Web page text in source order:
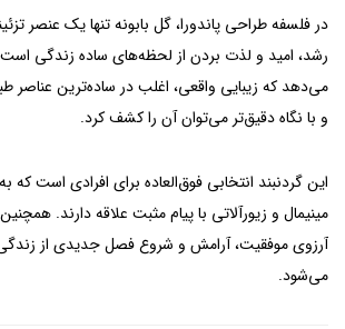
در فلسفه طراحی پاندورا، گل بابونه تنها یک عنصر
رشد، امید و لذت بردن از لحظه‌های ساده زندگی
می‌دهد که زیبایی واقعی، اغلب در ساده‌ترین عناصر
و با نگاه دقیق‌تر می‌توان آن را کشف کرد.
این گردنبند انتخابی فوق‌العاده برای افرادی است
مینیمال و زیورآلاتی با پیام مثبت علاقه دارند.
آرزوی موفقیت، آرامش و شروع فصل جدیدی از
می‌شود.